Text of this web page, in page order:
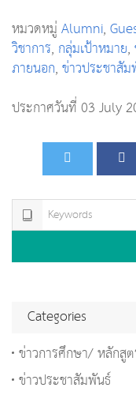
หมวดหมู่Alumni,
วิชาการ, กลุ่มเป้าหมาย,
ภายนอก,ข่าวประชาสั
ประกาศวันที่ 03 July
Categories
ข่าวการศึกษา/ หลักสู
ข่าวประชาสัมพันธ์